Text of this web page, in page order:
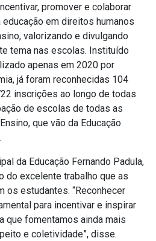
promover e colaborar
em direitos humanos
valorizando e divulgando
tema nas escolas. Instituído
apenas em 2020 por
já foram reconhecidas 104
inscrições ao longo de todas
de escolas de todas as
que vão da Educação
da Educação Fernando Padula,
do excelente trabalho que as
os estudantes. “Reconhecer
para incentivar e inspirar
que fomentamos ainda mais
e coletividade”, disse.